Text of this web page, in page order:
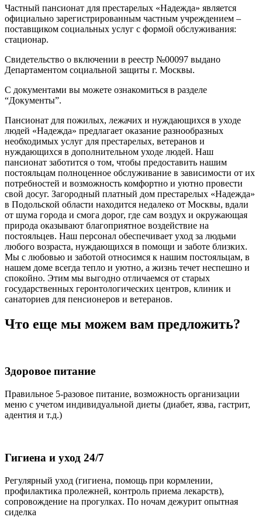
Частный пансионат для престарелых «Надежда» является
официально зарегистрированным частным учреждением –
поставщиком социальных услуг с формой обслуживания:
стационар.
Свидетельство о включении в реестр №00097 выдано
Департаментом социальной защиты г. Москвы.
С документами вы можете ознакомиться в разделе
“Документы”.
Пансионат для пожилых, лежачих и нуждающихся в уходе
людей «Надежда» предлагает оказание разнообразных
необходимых услуг для престарелых, ветеранов и
нуждающихся в дополнительном уходе людей. Наш
пансионат заботится о том, чтобы предоставить нашим
постояльцам полноценное обслуживание в зависимости от их
потребностей и возможность комфортно и уютно провести
свой досуг. Загородный платный дом престарелых «Надежда»
в Подольской области находится недалеко от Москвы, вдали
от шума города и смога дорог, где сам воздух и окружающая
природа оказывают благоприятное воздействие на
постояльцев. Наш персонал обеспечивает уход за людьми
любого возраста, нуждающихся в помощи и заботе близких.
Мы с любовью и заботой относимся к нашим постояльцам, в
нашем доме всегда тепло и уютно, а жизнь течет неспешно и
спокойно. Этим мы выгодно отличаемся от старых
государственных геронтологических центров, клиник и
санаториев для пенсионеров и ветеранов.
Что еще мы можем вам предложить?
Здоровое питание
Правильное 5-разовое питание, возможность организации
меню с учетом индивидуальной диеты (диабет, язва, гастрит,
адентия и т.д.)
Гигиена и уход 24/7
Регулярный уход (гигиена, помощь при кормлении,
профилактика пролежней, контроль приема лекарств),
сопровождение на прогулках. По ночам дежурит опытная
сиделка